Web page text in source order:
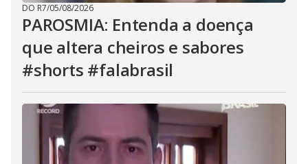
DO R7/05/08/2026
PAROSMIA: Entenda a doença
que altera cheiros e sabores
#shorts #falabrasil